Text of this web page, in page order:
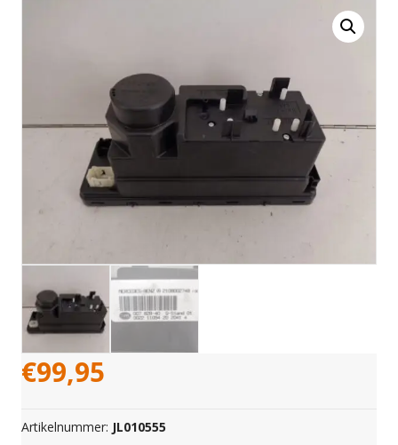
€99,95
Artikelnummer: JL010555